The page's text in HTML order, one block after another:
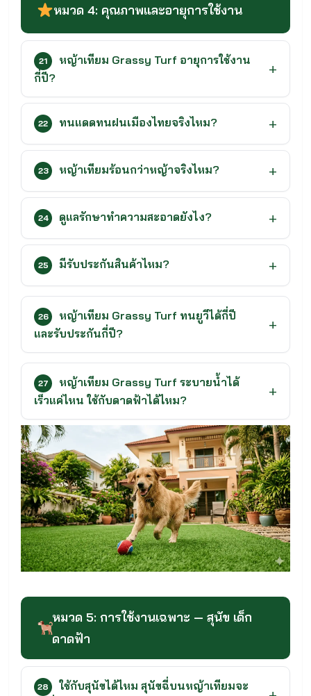
หมวด 4: คุณภาพและอายุการใช้งาน
21
หญ้าเทียม Grassy Turf อายุการใช้งาน
กี่ปี?
22 ทนแดดทนฝนเมืองไทยจริงไหม?
23 หญ้าเทียมร้อนกว่าหญ้าจริงไหม?
24 ดูแลรักษาทำความสะอาดยังไง?
25 มีรับประกันสินค้าไหม?
26
หญ้าเทียม Grassy Turf ทนยูวีได้กี่ปี
และรับประกันกี่ปี?
27
หญ้าเทียม Grassy Turf ระบายน้ำได้
เร็วแค่ไหน ใช้กับดาดฟ้าได้ไหม?
หมวด 5: การใช้งานเฉพาะ — สุนัข เด็ก
ดาดฟ้า
28
ใช้กับสุนัขได้ไหม สุนัขฉี่บนหญ้าเทียมจะ